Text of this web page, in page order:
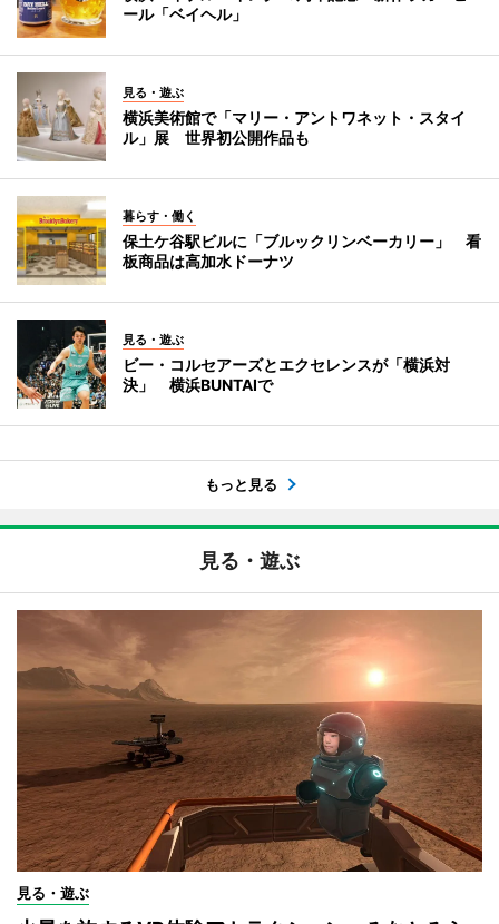
ール「ベイヘル」
見る・遊ぶ
横浜美術館で「マリー・アントワネット・スタイ
ル」展 世界初公開作品も
暮らす・働く
保土ケ谷駅ビルに「ブルックリンベーカリー」 看
板商品は高加水ドーナツ
見る・遊ぶ
ビー・コルセアーズとエクセレンスが「横浜対
決」 横浜BUNTAIで
もっと見る
見る・遊ぶ
見る・遊ぶ